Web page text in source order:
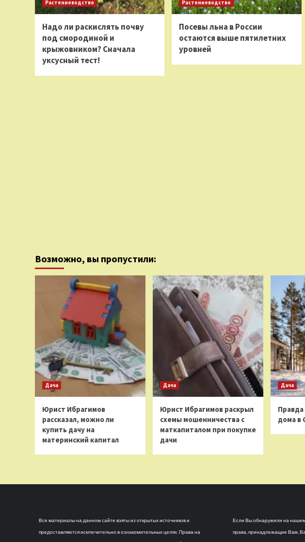
Растениеводство
Надо ли раскислять почву
под смородиной и
крыжовником? Сначала
уксусный тест!
Растениеводство
Посевы льна в России
остаются выше пятилетних
уровней
Возможно, вы пропустили:
Дача
Юрист Ибрагимов
рассказал, можно ли
купить дачу на
материнский капитал
Дача
Юрист Ибрагимов раскрыл
схемы мошенничества с
маткапиталом при покупке
дачи
Дача
дома в
Все материалы на данном сайте взяты из открытых источников и
предоставляются исключительно в ознакомительных целях. Права на
Если Вы обнаружили на
права, принадлежащие Вам,